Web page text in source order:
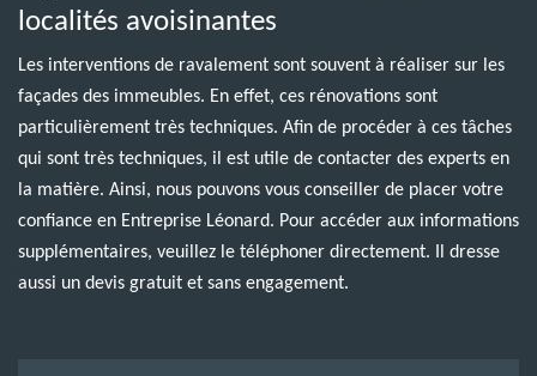
localités avoisinantes
Les interventions de ravalement sont souvent à réaliser sur les
façades des immeubles. En effet, ces rénovations sont
particulièrement très techniques. Afin de procéder à ces tâches
qui sont très techniques, il est utile de contacter des experts en
la matière. Ainsi, nous pouvons vous conseiller de placer votre
confiance en Entreprise Léonard. Pour accéder aux informations
supplémentaires, veuillez le téléphoner directement. Il dresse
aussi un devis gratuit et sans engagement.